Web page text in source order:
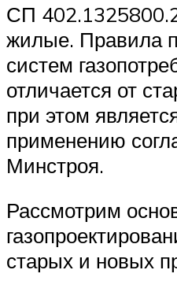
СП
жилые. Правила
систем
отличается от
при этом
применению
Минстроя.
Рассмотрим
старых и новых